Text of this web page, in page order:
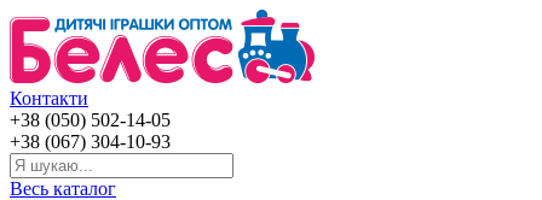
Контакти
+38 (050) 502-14-05
+38 (067) 304-10-93
Весь каталог